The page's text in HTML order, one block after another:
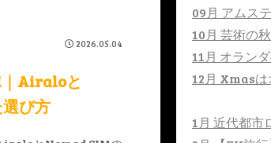
2026.05.04
｜Airaloと
び方
09月 アムス
10月 芸術の
11月 オラン
12月 Xmas
1月 近代都市